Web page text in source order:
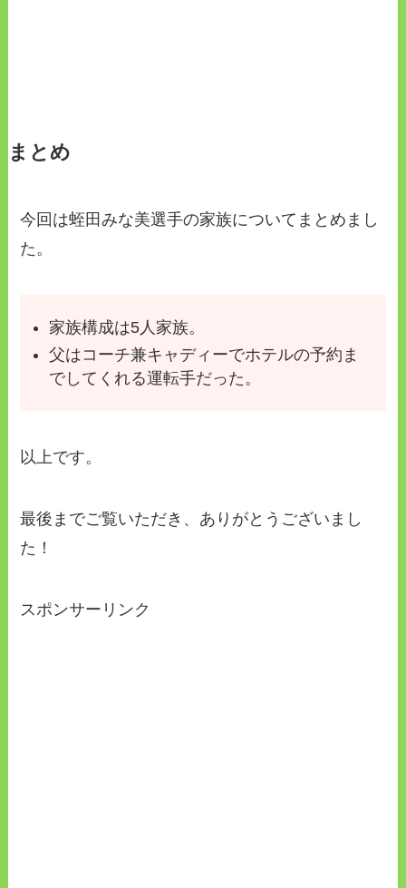
まとめ
今回は蛭田みな美選手の家族についてまとめまし
た。
家族構成は5人家族。
父はコーチ兼キャディーでホテルの予約ま
でしてくれる運転手だった。
以上です。
最後までご覧いただき、ありがとうございまし
た！
スポンサーリンク